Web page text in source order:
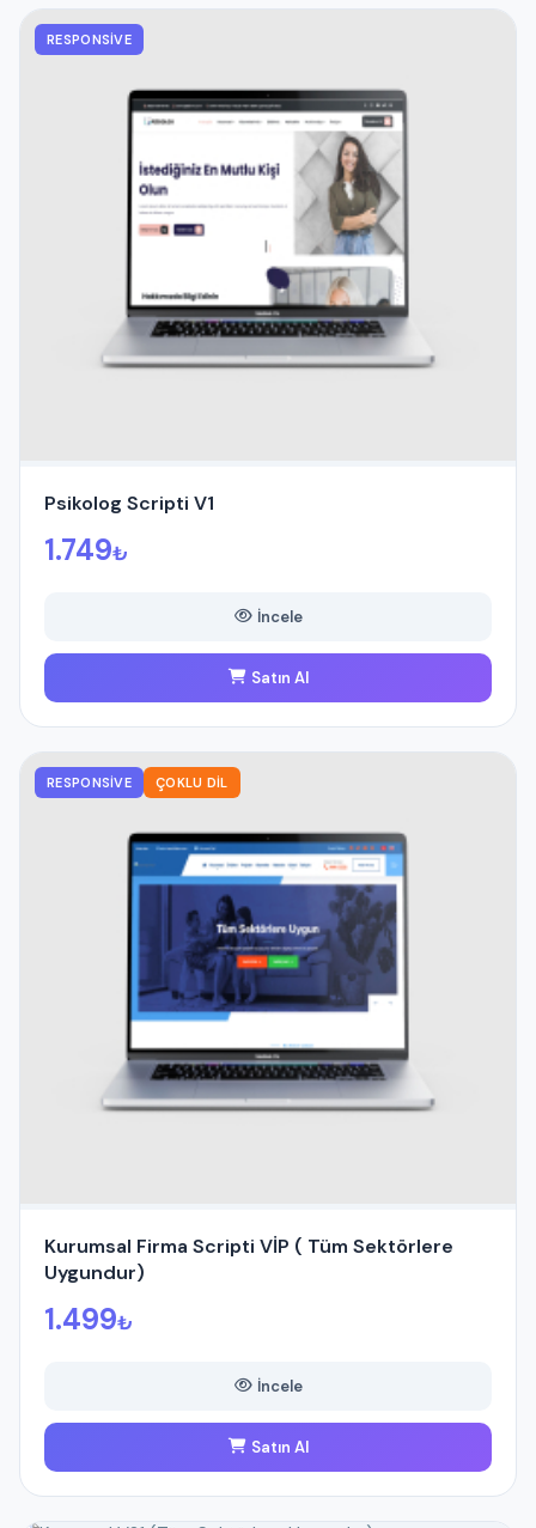
RESPONSIVE
Psikolog Scripti V1
1.749₺
İncele
Satın Al
RESPONSIVE ÇOKLU DIL
Kurumsal Firma Scripti VİP ( Tüm Sektörlere
Uygundur)
1.499₺
İncele
Satın Al